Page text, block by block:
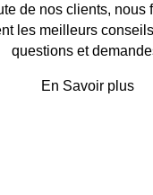
de nos clients, nous
les meilleurs
questions et
En Savoir plus